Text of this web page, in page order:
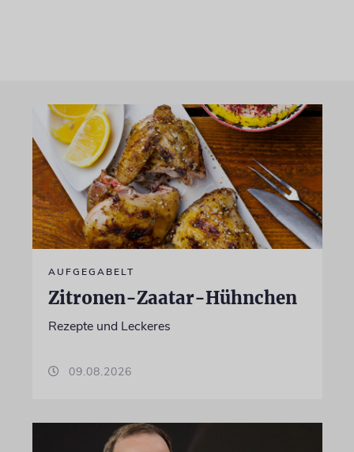
AUFGEGABELT
Zitronen-Zaatar-Hühnchen
Rezepte und Leckeres
09.08.2026